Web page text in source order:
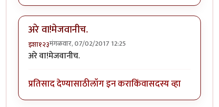
अरे वा!मेजवानीच.
इशा१२३मंगळवार, 07/02/2017 12:25
अरे वा!मेजवानीच.
प्रतिसाद देण्यासाठीलॉग इन कराकिंवासदस्य व्हा